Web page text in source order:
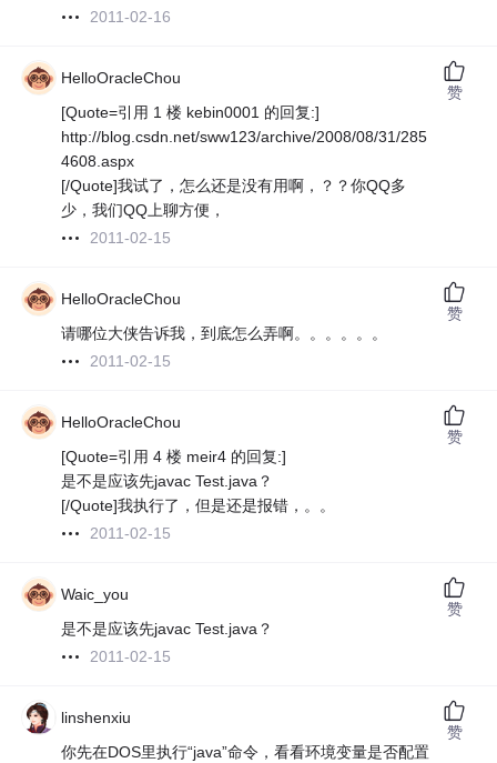
2011-02-16
HelloOracleChou
[Quote=引用 1 楼 kebin0001 的回复:]
http://blog.csdn.net/sww123/archive/2008/08/31/285
4608.aspx
[/Quote]我试了，怎么还是没有用啊，？？你QQ多
少，我们QQ上聊方便，
2011-02-15
赞
HelloOracleChou
请哪位大侠告诉我，到底怎么弄啊。。。。。。
2011-02-15
赞
HelloOracleChou
[Quote=引用 4 楼 meir4 的回复:]
是不是应该先javac Test.java？
[/Quote]我执行了，但是还是报错，。。
2011-02-15
赞
Waic_you
是不是应该先javac Test.java？
2011-02-15
赞
linshenxiu
你先在DOS里执行“java”命令，看看环境变量是否配置
赞